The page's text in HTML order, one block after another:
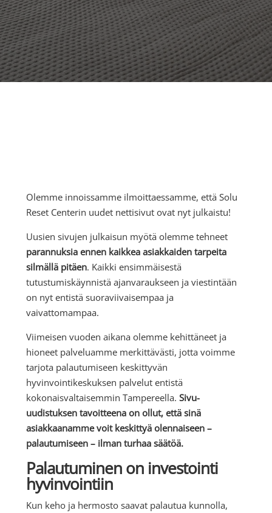
Olemme innoissamme ilmoittaessamme, että Solu
Reset Centerin uudet nettisivut ovat nyt julkaistu!
Uusien sivujen julkaisun myötä olemme tehneet
parannuksia ennen kaikkea asiakkaiden tarpeita
silmällä pitäen. Kaikki ensimmäisestä
tutustumiskäynnistä ajanvaraukseen ja viestintään
on nyt entistä suoraviivaisempaa ja
vaivattomampaa.
Viimeisen vuoden aikana olemme kehittäneet ja
hioneet palveluamme merkittävästi, jotta voimme
tarjota palautumiseen keskittyvän
hyvinvointikeskuksen palvelut entistä
kokonaisvaltaisemmin Tampereella. Sivu-
uudistuksen tavoitteena on ollut, että sinä
asiakkaanamme voit keskittyä olennaiseen –
palautumiseen – ilman turhaa säätöä.
Palautuminen on investointi
hyvinvointiin
Kun keho ja hermosto saavat palautua kunnolla,